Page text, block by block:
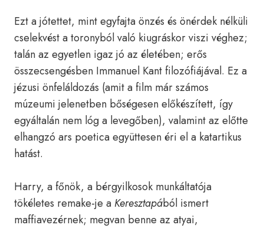
Ezt a jótettet, mint egyfajta önzés és önérdek nélküli
cselekvést a toronyból való kiugráskor viszi véghez;
talán az egyetlen igaz jó az életében; erős
összecsengésben Immanuel Kant filozófiájával. Ez a
jézusi önfeláldozás (amit a film már számos
múzeumi jelenetben bőségesen előkészített, így
egyáltalán nem lóg a levegőben), valamint az előtte
elhangzó ars poetica együttesen éri el a katartikus
hatást.
Harry, a főnök, a bérgyilkosok munkáltatója
tökéletes remake-je a Keresztapából ismert
maffiavezérnek; megvan benne az atyai,